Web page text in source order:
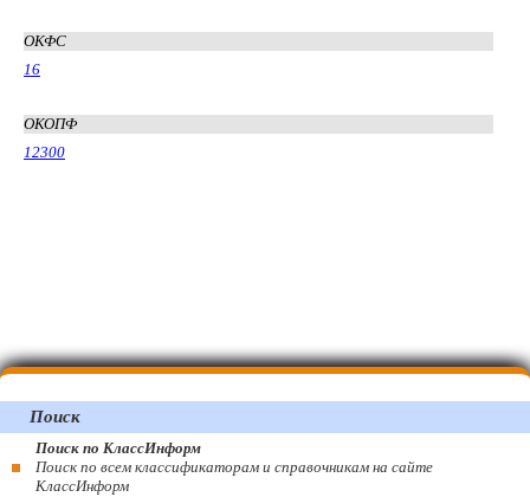
ОКФС
16
ОКОПФ
12300
Поиск
Поиск по КлассИнформ
Поиск по всем классификаторам и справочникам на сайте
КлассИнформ